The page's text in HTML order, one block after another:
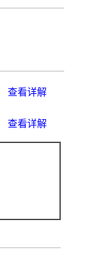
查看详解
查看详解